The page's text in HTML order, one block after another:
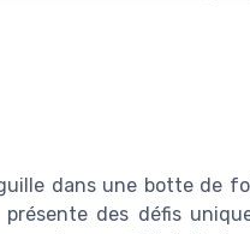
dans une botte de
des défis